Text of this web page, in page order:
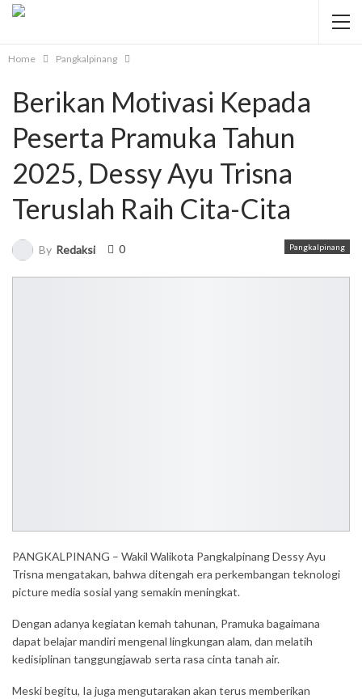
Home Pangkalpinang
Berikan Motivasi Kepada
Peserta Pramuka Tahun
2025, Dessy Ayu Trisna
Teruslah Raih Cita-Cita
Pangkalpinang
By Redaksi 0
PANGKALPINANG – Wakil Walikota Pangkalpinang Dessy Ayu
Trisna mengatakan, bahwa ditengah era perkembangan teknologi
picture media sosial yang semakin meningkat.
Dengan adanya kegiatan kemah tahunan, Pramuka bagaimana
dapat belajar mandiri mengenal lingkungan alam, dan melatih
kedisiplinan tanggungjawab serta rasa cinta tanah air.
Meski begitu, Ia juga mengutarakan akan terus memberikan